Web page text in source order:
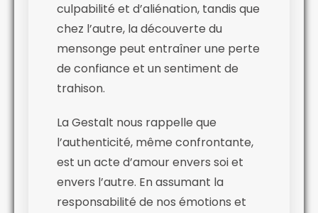
culpabilité et d’aliénation, tandis que
chez l’autre, la découverte du
mensonge peut entraîner une perte
de confiance et un sentiment de
trahison.
La Gestalt nous rappelle que
l’authenticité, même confrontante,
est un acte d’amour envers soi et
envers l’autre. En assumant la
responsabilité de nos émotions et